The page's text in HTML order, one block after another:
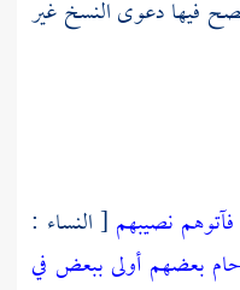
فيها دعوى النسخ غير
نصيبهم [ النساء :
بعضهم أولى ببعض في